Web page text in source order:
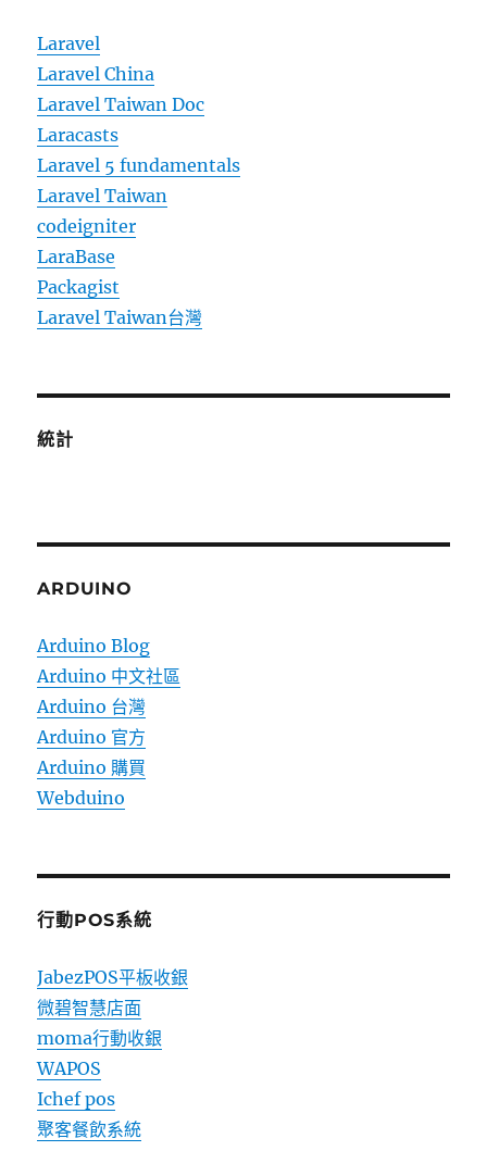
Laravel
Laravel China
Laravel Taiwan Doc
Laracasts
Laravel 5 fundamentals
Laravel Taiwan
codeigniter
LaraBase
Packagist
Laravel Taiwan台灣
統計
ARDUINO
Arduino Blog
Arduino 中文社區
Arduino 台灣
Arduino 官方
Arduino 購買
Webduino
行動POS系統
JabezPOS平板收銀
微碧智慧店面
moma行動收銀
WAPOS
Ichef pos
聚客餐飲系統